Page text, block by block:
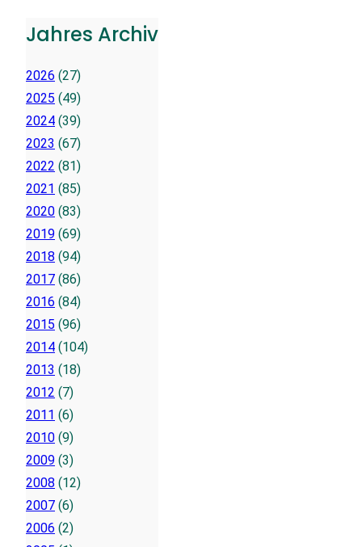
Jahres Archiv
2026 (27)
2025 (49)
2024 (39)
2023 (67)
2022 (81)
2021 (85)
2020 (83)
2019 (69)
2018 (94)
2017 (86)
2016 (84)
2015 (96)
2014 (104)
2013 (18)
2012 (7)
2011 (6)
2010 (9)
2009 (3)
2008 (12)
2007 (6)
2006 (2)